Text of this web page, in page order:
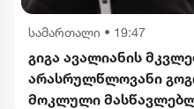
სამართალი • 19:47
გიგა ავალიანის
არასრულწლოვანი
მოკლული